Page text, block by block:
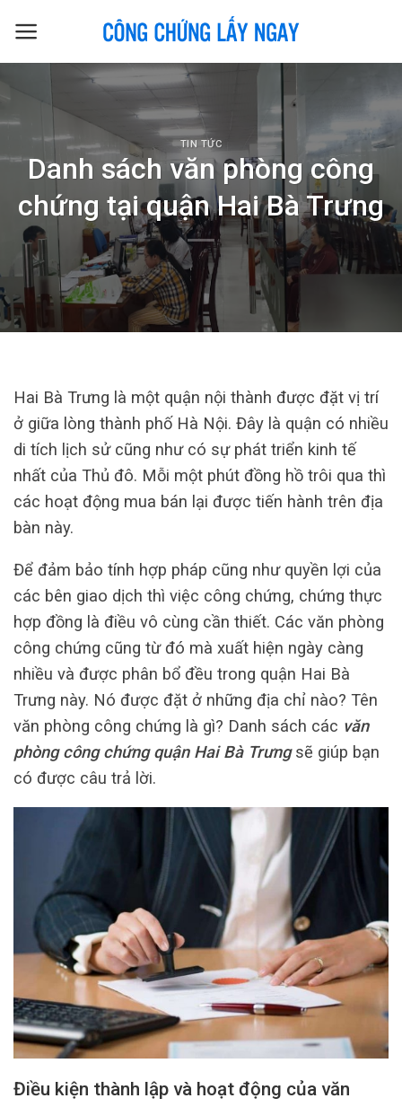
TIN TỨC
Danh sách văn phòng công
chứng tại quận Hai Bà Trưng
Hai Bà Trưng là một quận nội thành được đặt vị trí
ở giữa lòng thành phố Hà Nội. Đây là quận có nhiều
di tích lịch sử cũng như có sự phát triển kinh tế
nhất của Thủ đô. Mỗi một phút đồng hồ trôi qua thì
các hoạt động mua bán lại được tiến hành trên địa
bàn này.
Để đảm bảo tính hợp pháp cũng như quyền lợi của
các bên giao dịch thì việc công chứng, chứng thực
hợp đồng là điều vô cùng cần thiết. Các văn phòng
công chứng cũng từ đó mà xuất hiện ngày càng
nhiều và được phân bổ đều trong quận Hai Bà
Trưng này. Nó được đặt ở những địa chỉ nào? Tên
văn phòng công chứng là gì? Danh sách các văn
phòng công chứng quận Hai Bà Trưngsẽ giúp bạn
có được câu trả lời.
Điều kiện thành lập và hoạt động của văn